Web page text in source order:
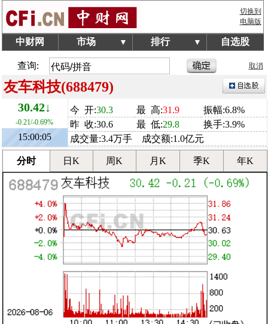
切换到
电脑版
中财网 市场 ▼ 排行 ▼ 自选股
查询: 取消
友车科技(688479)
30.42↓
-0.21/-0.69%
15:00:05
今 开:30.3 最 高:31.9
振幅:6.8%
昨 收:30.6
最 低:29.8
换手:3.9%
成交量:3.4万手 成交额:1.0亿元
分时 日K 周K 月K 季K 年K